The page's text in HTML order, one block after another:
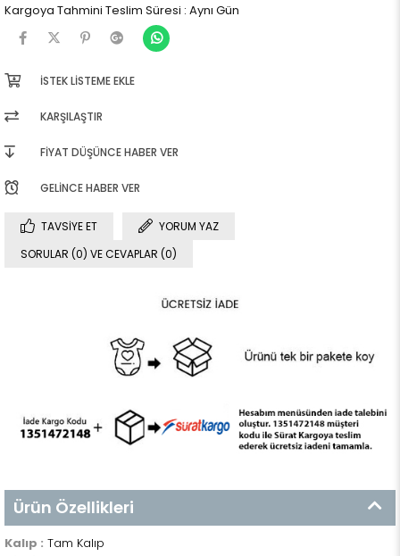
Kargoya Tahmini Teslim Süresi : Aynı Gün
İSTEK LISTEME EKLE
KARŞILAŞTIR
FIYAT DÜŞÜNCE HABER VER
GELINCE HABER VER
TAVSIYE ET
YORUM YAZ
SORULAR (0) VE CEVAPLAR (0)
Ürün Özellikleri
Kalıp : Tam Kalıp